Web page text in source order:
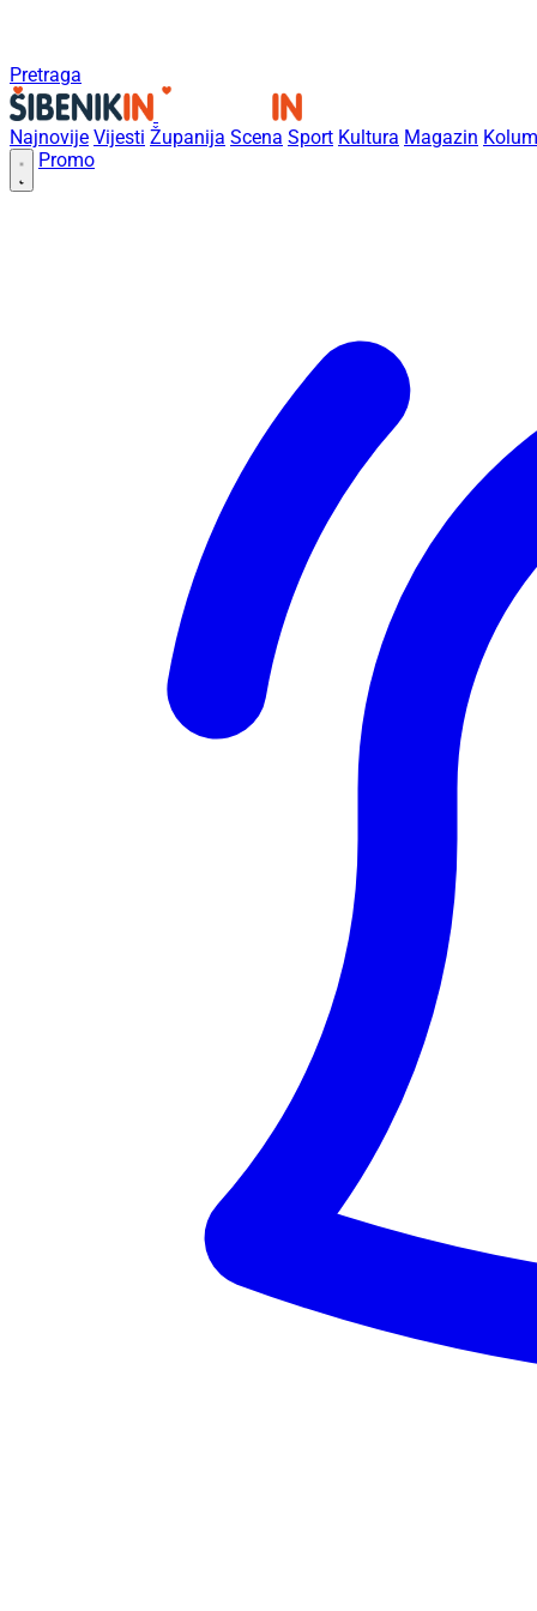
Pretraga
Najnovije Vijesti Županija Scena Sport Kultura Magazin
Promo